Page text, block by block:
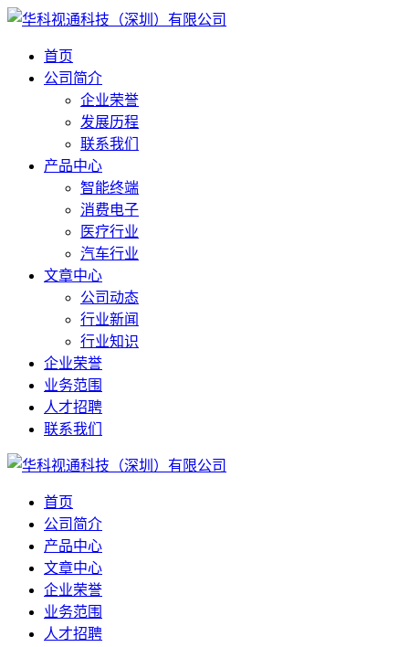
首页
公司简介
企业荣誉
发展历程
联系我们
产品中心
智能终端
消费电子
医疗行业
汽车行业
文章中心
公司动态
行业新闻
行业知识
企业荣誉
业务范围
人才招聘
联系我们
首页
公司简介
产品中心
文章中心
企业荣誉
业务范围
人才招聘